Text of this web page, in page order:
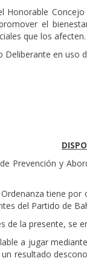
Honorable
el
que los afecten.
en uso
Prevención y
tiene
del Partido de
de la presente, se
a jugar
resultado